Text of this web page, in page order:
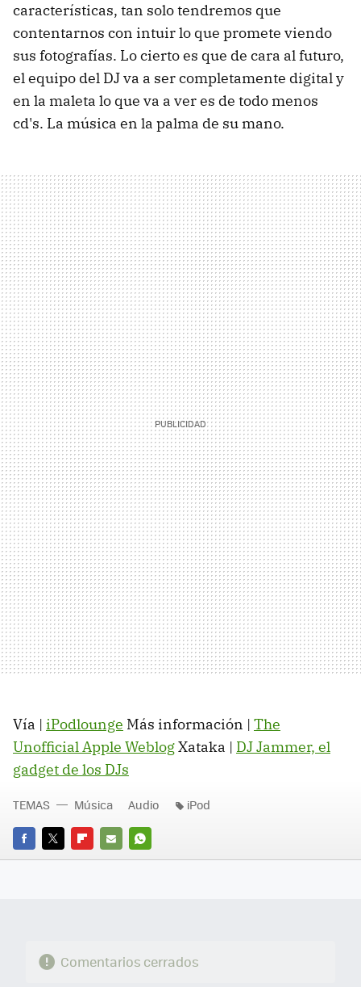
características, tan solo tendremos que
contentarnos con intuir lo que promete viendo
sus fotografías. Lo cierto es que de cara al futuro,
el equipo del DJ va a ser completamente digital y
en la maleta lo que va a ver es de todo menos
cd's. La música en la palma de su mano.
Vía | iPodlounge Más información | The
Unofficial Apple WeblogXataka | DJ Jammer, el
gadget de los DJs
FACEBOOK
TWITTERFLIPBOARD
E-
WHATSAPP
TEMAS Música Audio iPod
Comentarios cerrados